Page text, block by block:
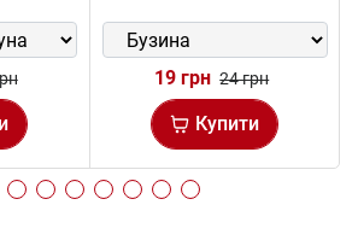
19 грн 24 грн
Купити